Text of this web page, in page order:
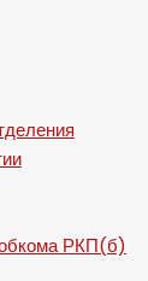
РКП(б)